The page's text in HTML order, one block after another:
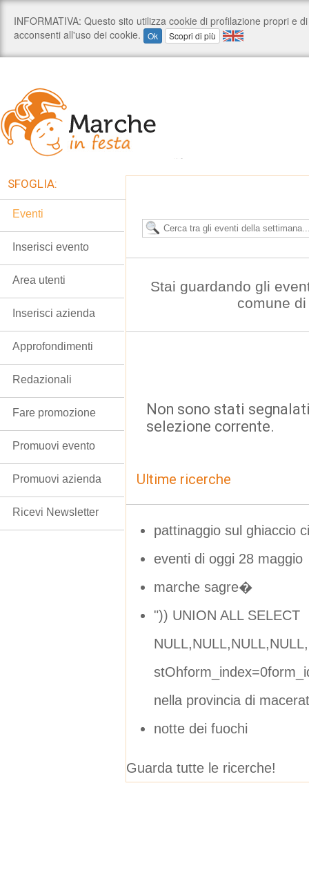
Stai guardando gli
comune
Non sono stati
selezione corrente.
Ultime ricerche
pattinaggio sul ghiaccio
eventi di oggi 28 maggio
marche sagre�
")) UNION ALL SELECT
nella provincia di
notte dei fuochi
Guarda tutte le ricerche!
SFOGLIA:
Eventi
Inserisci evento
Area utenti
Inserisci azienda
Approfondimenti
Redazionali
Fare promozione
Promuovi evento
Promuovi azienda
Ricevi Newsletter